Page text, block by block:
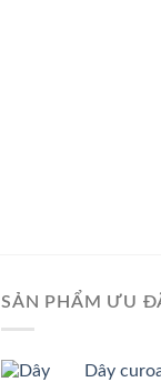
SẢN PHẨM ƯU
Dây